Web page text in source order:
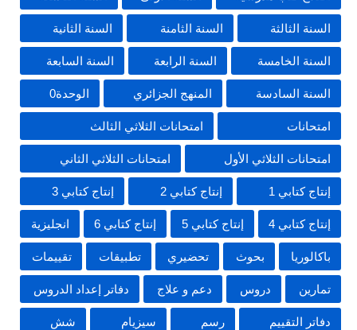
السنة الثالثة السنة الثامنة السنة الثانية
السنة الخامسة السنة الرابعة السنة السابعة
السنة السادسة المنهج الجزائري الوحدة0
امتحانات امتحانات الثلاثي الثالث
امتحانات الثلاثي الأول امتحانات الثلاثي الثاني
إنتاج كتابي 1 إنتاج كتابي 2 إنتاج كتابي 3
إنتاج كتابي 4 إنتاج كتابي 5 إنتاج كتابي 6 انجليزية
باكالوريا بحوث تحضيري تطبيقات تقييمات
تمارين دروس دعم و علاج دفاتر إعداد الدروس
دفاتر التقييم رسم سيزيام شش